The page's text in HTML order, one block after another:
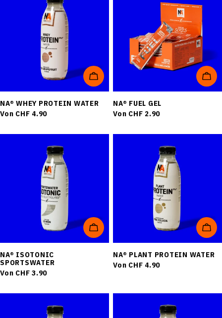
OPTIONEN WÄHLEN
NA® WHEY PROTEIN WATER
Regulärer
Von CHF 4.90
NA® FUEL GEL
Regulärer
Von CHF 2.90
OPTIONEN WÄHLEN
NA® ISOTONIC
SPORTSWATER
Regulärer
Von CHF 3.90
NA® PLANT PROTEIN WATER
Regulärer
Von CHF 4.90